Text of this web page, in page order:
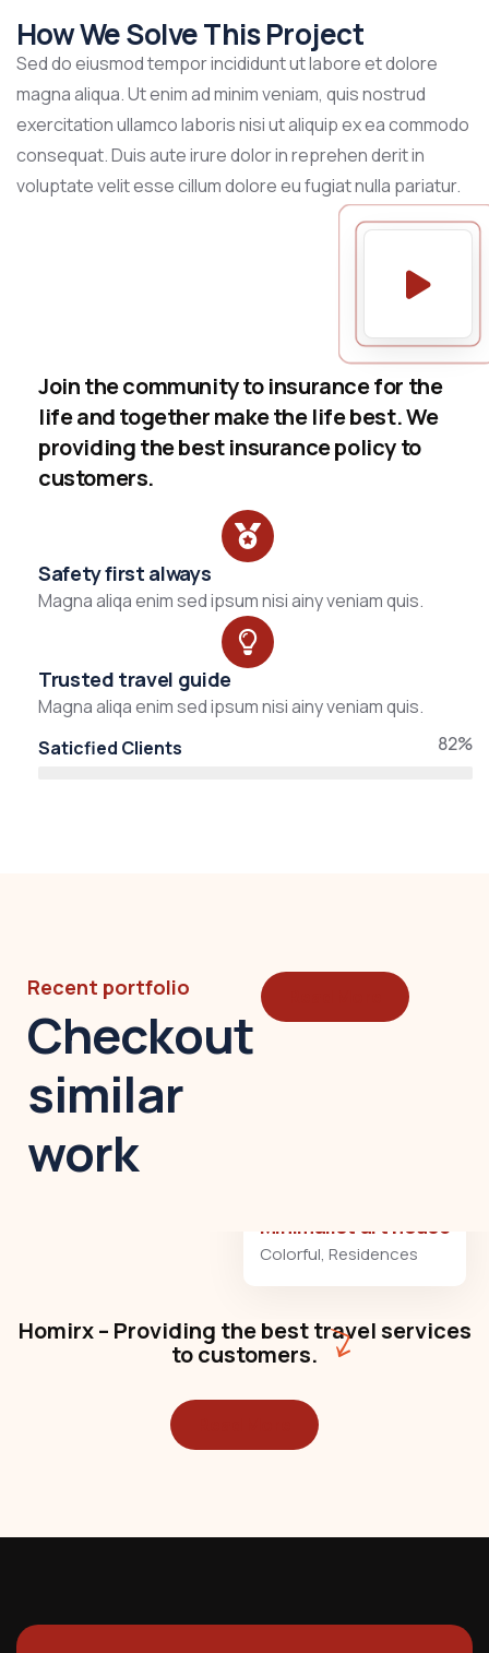
How We Solve This Project
Sed do eiusmod tempor incididunt ut labore et dolore
magna aliqua. Ut enim ad minim veniam, quis nostrud
exercitation ullamco laboris nisi ut aliquip ex ea commodo
consequat. Duis aute irure dolor in reprehen derit in
voluptate velit esse cillum dolore eu fugiat nulla pariatur.
Join the community to insurance for the
life and together make the life best. We
providing the best insurance policy to
customers.
Safety first always
Magna aliqa enim sed ipsum nisi ainy veniam quis.
Trusted travel guide
Magna aliqa enim sed ipsum nisi ainy veniam quis.
Saticfied Clients
82%
Recent portfolio
Checkout
similar
work
Minimalist art house
Residences
Homirx – Providing the best travel services
to customers.